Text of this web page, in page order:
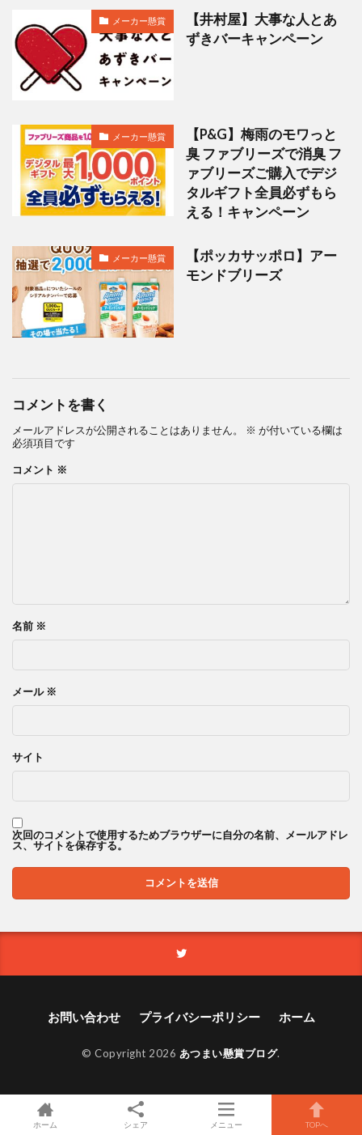
メーカー懸賞
【井村屋】大事な人とあ
ずきバーキャンペーン
メーカー懸賞
【P&G】梅雨のモワっと
臭 ファブリーズで消臭 フ
ァブリーズご購入でデジ
タルギフト全員必ずもら
える！キャンペーン
メーカー懸賞
【ポッカサッポロ】アー
モンドブリーズ
コメントを書く
メールアドレスが公開されることはありません。 ※ が付いている欄は
必須項目です
コメント ※
名前 ※
メール ※
サイト
次回のコメントで使用するためブラウザーに自分の名前、メールアドレ
ス、サイトを保存する。
お問い合わせ プライバシーポリシー ホーム
© Copyright 2026 あつまい懸賞ブログ.
ホーム シェア メニュー TOPへ